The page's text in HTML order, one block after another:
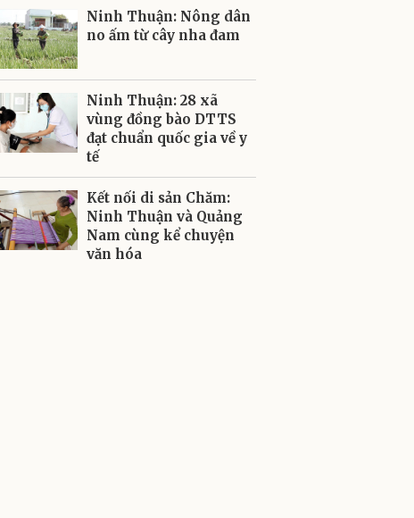
Ninh Thuận: Nông dân
no ấm từ cây nha đam
Ninh Thuận: 28 xã
vùng đồng bào DTTS
đạt chuẩn quốc gia về y
tế
Kết nối di sản Chăm:
Ninh Thuận và Quảng
Nam cùng kể chuyện
văn hóa